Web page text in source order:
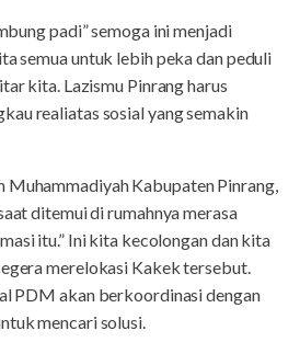
padi” semoga ini menjadi
semua untuk lebih peka dan peduli
kita. Lazismu Pinrang harus
realiatas sosial yang semakin
Muhammadiyah Kabupaten Pinrang,
ditemui di rumahnya merasa
itu.” Ini kita kecolongan dan kita
merelokasi Kakek tersebut.
PDM akan berkoordinasi dengan
mencari solusi.